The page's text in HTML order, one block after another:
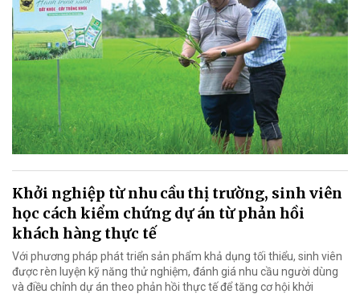
Khởi nghiệp từ nhu cầu thị trường, sinh viên
học cách kiểm chứng dự án từ phản hồi
khách hàng thực tế
Với phương pháp phát triển sản phẩm khả dụng tối thiểu, sinh viên
được rèn luyện kỹ năng thử nghiệm, đánh giá nhu cầu người dùng
và điều chỉnh dự án theo phản hồi thực tế để tăng cơ hội khởi